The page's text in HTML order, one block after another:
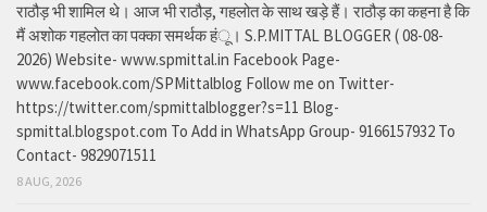
राठौड़ भी शामिल थे। आज भी राठौड़, गहलोत के साथ खड़े हैं। राठौड़ का कहना है कि
मैं अशोक गहलोत का पक्का समर्थक हंू। S.P.MITTAL BLOGGER ( 08-08-
2026) Website- www.spmittal.in Facebook Page-
www.facebook.com/SPMittalblog Follow me on Twitter-
https://twitter.com/spmittalblogger?s=11 Blog-
spmittal.blogspot.com To Add in WhatsApp Group- 9166157932 To
Contact- 9829071511
8 AUG, 2026